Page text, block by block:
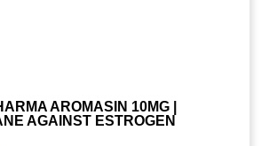
AROMASIN 10MG |
AGAINST ESTROGEN